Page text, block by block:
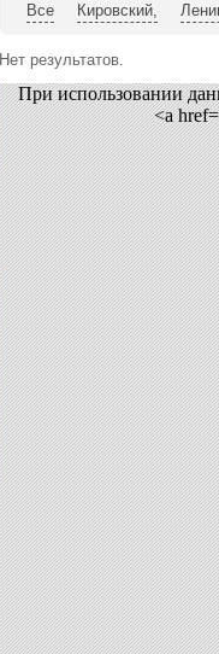
Все Кировский,
Нет результатов.
При использовании
<a